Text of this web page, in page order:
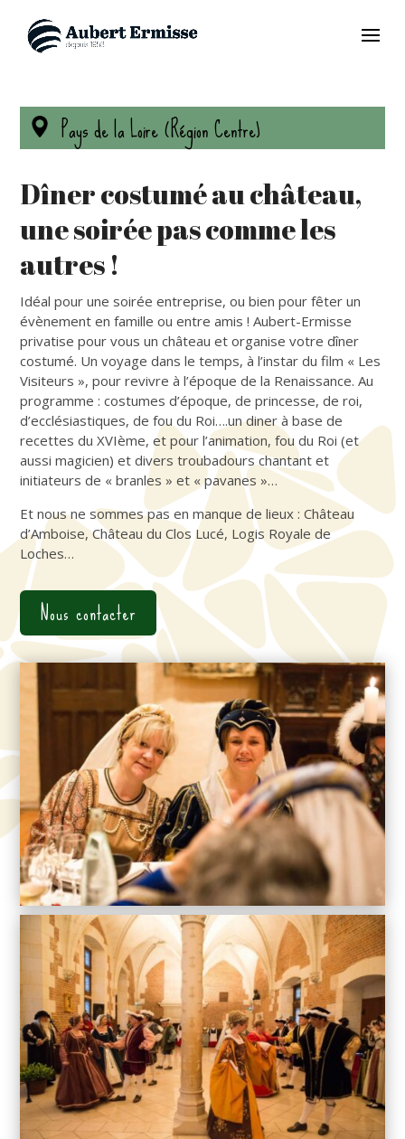
Pays de la Loire (Région Centre)
Dîner costumé au château,
une soirée pas comme les
autres !
Idéal pour une soirée entreprise, ou bien pour fêter un
évènement en famille ou entre amis ! Aubert-Ermisse
privatise pour vous un château et organise votre dîner
costumé. Un voyage dans le temps, à l’instar du film « Les
Visiteurs », pour revivre à l’époque de la Renaissance. Au
programme : costumes d’époque, de princesse, de roi,
d’ecclésiastiques, de fou du Roi….un diner à base de
recettes du XVIème, et pour l’animation, fou du Roi (et
aussi magicien) et divers troubadours chantant et
initiateurs de « branles » et « pavanes »…
Et nous ne sommes pas en manque de lieux : Château
d’Amboise, Château du Clos Lucé, Logis Royale de
Loches…
Nous contacter